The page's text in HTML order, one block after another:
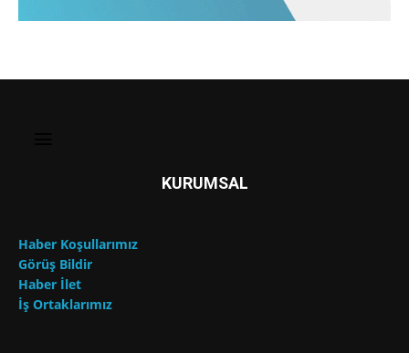
KURUMSAL
Haber Koşullarımız
Görüş Bildir
Haber İlet
İş Ortaklarımız